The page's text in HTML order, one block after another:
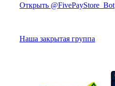
Открыть @FivePayStore_Bot
Наша закрытая группа